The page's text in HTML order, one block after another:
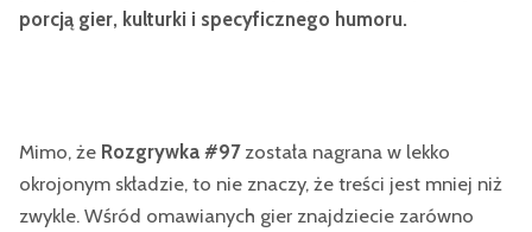
porcją gier, kulturki i specyficznego humoru.
Mimo, że Rozgrywka #97została nagrana w lekko
okrojonym składzie, to nie znaczy, że treści jest mniej niż
zwykle. Wśród omawianych gier znajdziecie zarówno